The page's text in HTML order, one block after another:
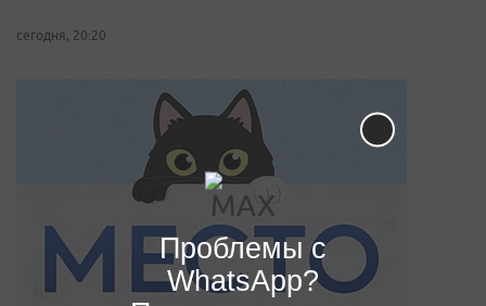
сегодня, 20:20
Проблемы с
WhatsApp?